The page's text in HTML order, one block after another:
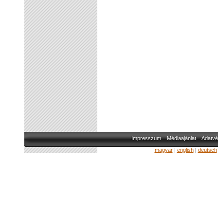
Impresszum Médiaajánlat
magyar| english| deutsch